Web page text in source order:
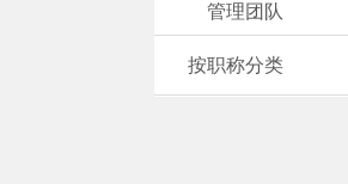
管理团队
按职称分类